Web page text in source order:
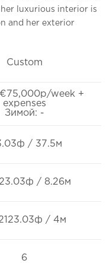
luxurious interior is
and her exterior
Custom
week +
expenses
Зимой: -
/ 37.5м
/ 8.26м
/ 4м
6